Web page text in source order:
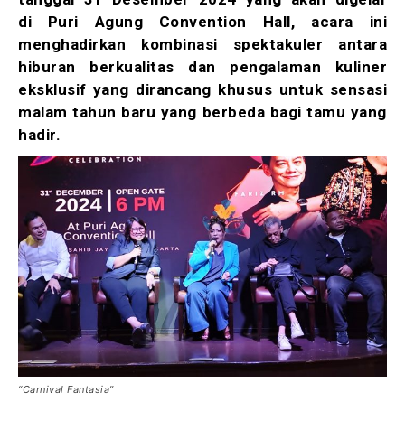
di Puri Agung Convention Hall, acara ini
menghadirkan kombinasi spektakuler antara
hiburan berkualitas dan pengalaman kuliner
eksklusif yang dirancang khusus untuk sensasi
malam tahun baru yang berbeda bagi tamu yang
hadir.
“Carnival Fantasia”